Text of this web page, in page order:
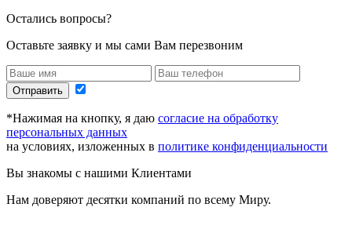
Остались вопросы?
Оставьте заявку и мы сами Вам перезвоним
Отправить
*Нажимая на кнопку, я даю согласие на обработку
персональных данных
на условиях, изложенных в политике конфиденциальности
Вы знакомы с нашими Клиентами
Нам доверяют десятки компаний по всему Миру.